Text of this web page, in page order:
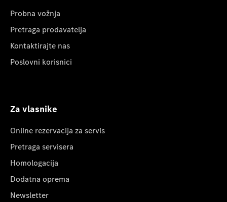
Probna vožnja
Pretraga prodavatelja
Kontaktirajte nas
Poslovni korisnici
Za vlasnike
Online rezervacija za servis
Pretraga servisera
Homologacija
Dodatna oprema
Newsletter